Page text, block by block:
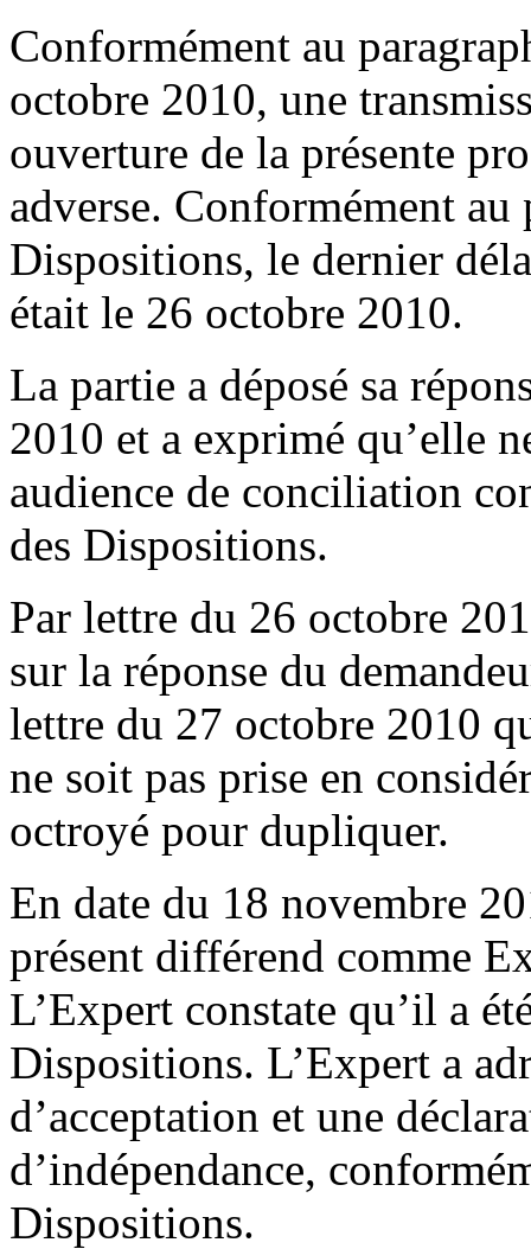
Conformément au
octobre 2010, une
ouverture de la présente
adverse. Conformément au
Dispositions, le dernier
était le 26 octobre 2010.
La partie a déposé sa
2010 et a exprimé qu’elle
audience de conciliation
des Dispositions.
Par lettre du 26 octobre
sur la réponse du
lettre du 27 octobre 2010
ne soit pas prise en
octroyé pour dupliquer.
En date du 18 novembre
présent différend comme
L’Expert constate qu’il a
Dispositions. L’Expert a
d’acceptation et une
d’indépendance,
Dispositions.